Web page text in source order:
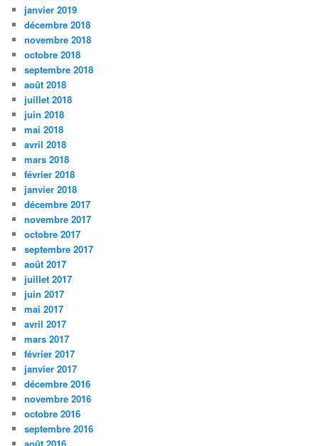
janvier 2019
décembre 2018
novembre 2018
octobre 2018
septembre 2018
août 2018
juillet 2018
juin 2018
mai 2018
avril 2018
mars 2018
février 2018
janvier 2018
décembre 2017
novembre 2017
octobre 2017
septembre 2017
août 2017
juillet 2017
juin 2017
mai 2017
avril 2017
mars 2017
février 2017
janvier 2017
décembre 2016
novembre 2016
octobre 2016
septembre 2016